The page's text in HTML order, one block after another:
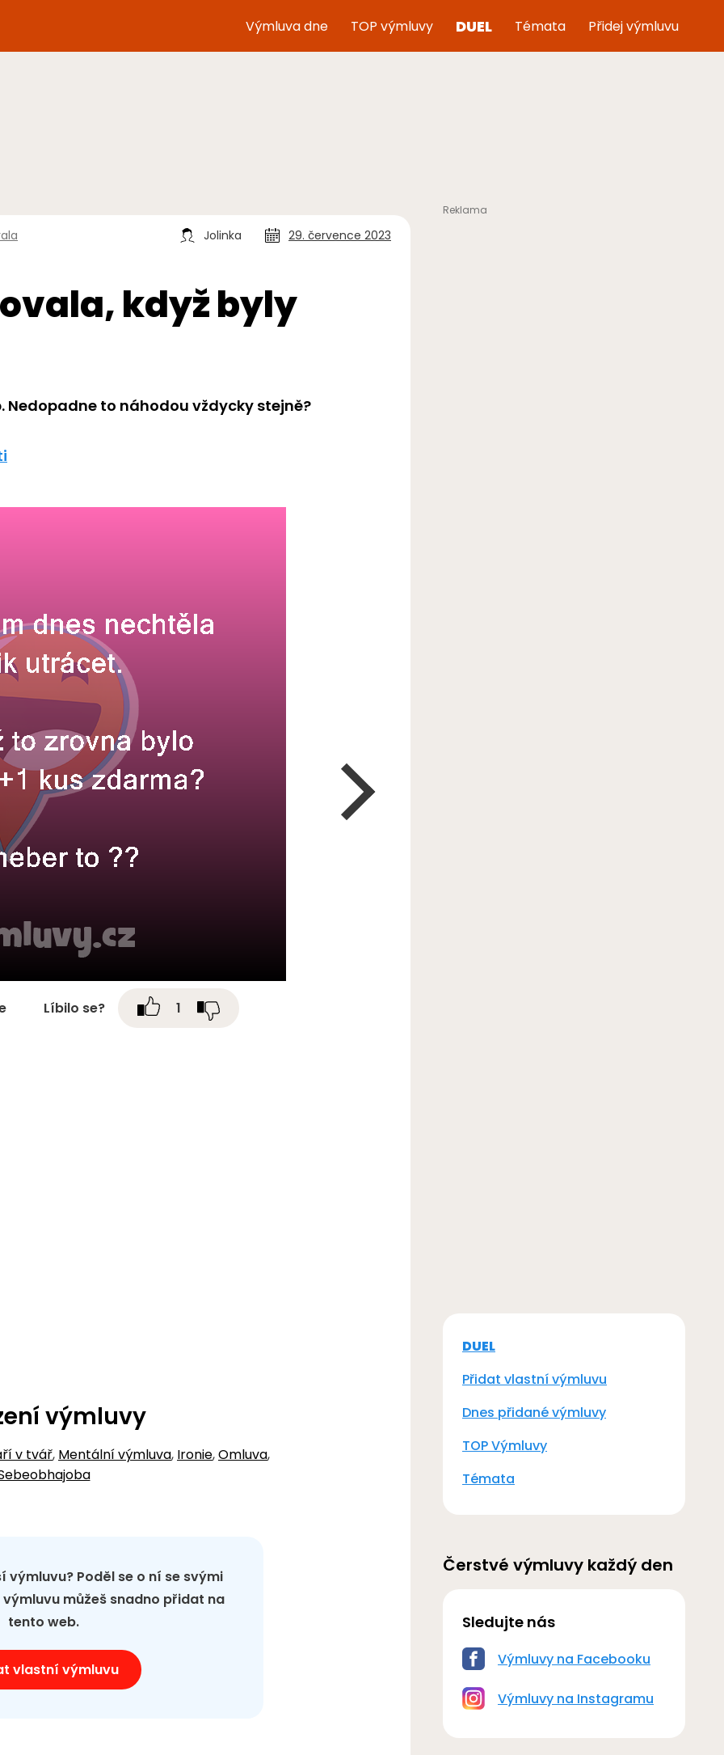
Výmluva dne TOP výmluvy DUEL Témata Přidej výmluvu
Jolinka 29. července 2023
když byly
to náhodou vždycky stejně?
Líbilo se? 1
výmluvy
v tvář, Mentální výmluva, Ironie,Omluva,
výmluvu? Poděl se o ní se svými
můžeš snadno přidat na
tento web.
vlastní výmluvu
DUEL
Přidat vlastní výmluvu
Dnes přidané výmluvy
TOP Výmluvy
Témata
Čerstvé výmluvy každý den
Sledujte nás
Výmluvy na Facebooku
Výmluvy na Instagramu